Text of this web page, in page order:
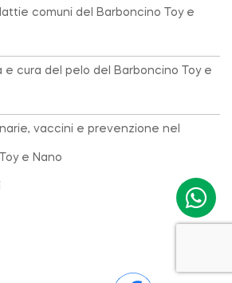
comuni del Barboncino Toy e
e cura del pelo del Barboncino Toy e
vaccini e prevenzione nel
e Nano